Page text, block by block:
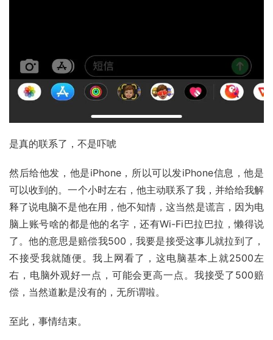
是真的联系了，不是吓唬
然后给他发，他是iPhone，所以可以发iPhone信息，他是
可以收到的。一个小时左右，他主动联系了我，并给给我解
释了说电脑不是他在用，他不知情，这当然是谎言，因为电
脑上账号啥的都是他的名字，还有Wi-Fi巴拉巴拉，懒得说
了。他的意思是赔偿我500，我要是接受这事儿就拉到了，
不接受我就随便。我上网看了，这电脑基本上就2500左
右，电脑外观好一点，可能会更高一点。我接受了500赔
偿，当然道歉是没有的，无所谓啦。
至此，事情结束。